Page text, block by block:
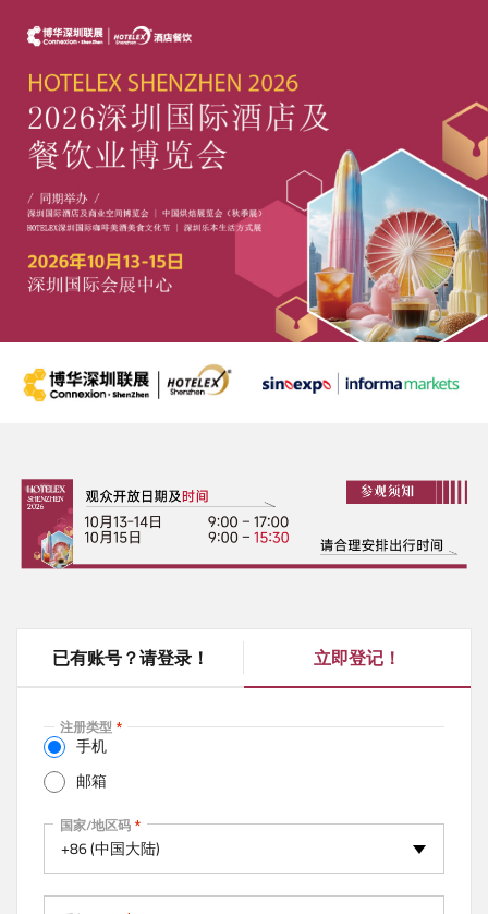
已有账号？请登录！ 立即登记！
(
a
注册类型
手机
邮箱
手机
国家/地区码
+86 (中国大陆)